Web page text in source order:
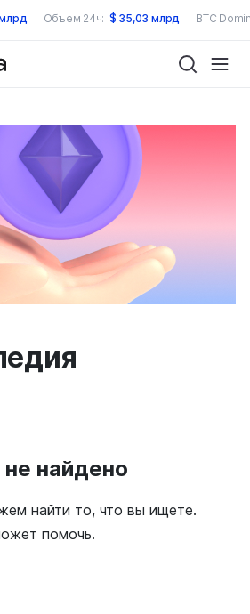
Объем 24ч: $ 35,03 млрд BTC
найдено
найти то, что вы ищете.
помочь.